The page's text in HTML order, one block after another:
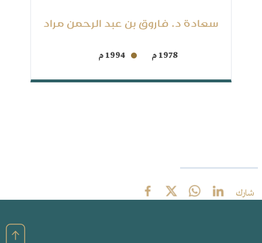
سعادة د. فاروق بن عبد الرحمن مراد
1978 م 1994 م
شارك